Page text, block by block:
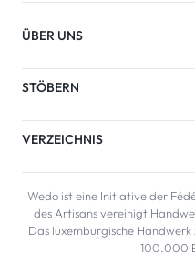
ÜBER UNS
STÖBERN
VERZEICHNIS
Wedo ist eine Initiative der
des Artisans vereinigt
Das luxemburgische
100.000